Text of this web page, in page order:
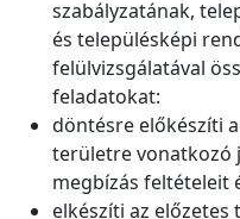
szabályzatának,
és településképi
felülvizsgálatával
feladatokat:
döntésre előkészíti
területre vonatkozó
megbízás feltételeit
elkészíti az